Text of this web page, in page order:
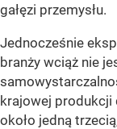
gałęzi przemysłu.
Jednocześnie
branży wciąż nie
krajowej produkcji
około jedną